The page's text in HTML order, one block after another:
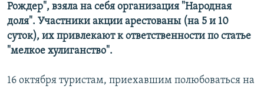
Рождер", взяла на себя организация "Народная
доля". Участники акции арестованы (на 5 и 10
суток), их привлекают к ответственности по статье
"мелкое хулиганство".
16 октября туристам, приехавшим полюбоваться на